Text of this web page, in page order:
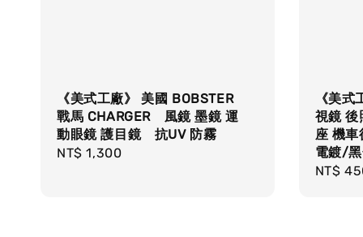
《美式工廠》 美國 BOBSTER
戰馬 CHARGER 風鏡 墨鏡 運
動眼鏡 護目鏡 抗UV 防霧
Regular
NT$ 1,300
《美
視鏡 後
座 機
電鍍/
NT$